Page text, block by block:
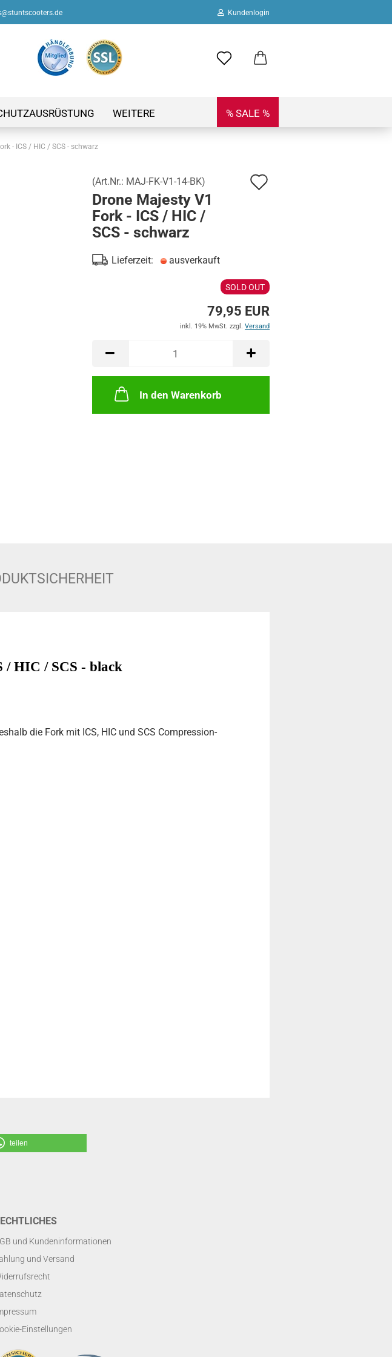
Kundenlogin
Passwort
Konto erstellen
Passwort vergessen?
% SALE %
WEITERE
- ICS / HIC / SCS - schwarz
(Art.Nr.: MAJ-FK-V1-14-BK)
Drone Majesty V1
Fork - ICS / HIC /
SCS - schwarz
Lieferzeit: ausverkauft
SOLD OUT
79,95 EUR
inkl. 19% MwSt. zzgl. Versand
In den Warenkorb
/ HIC / SCS - black
die Fork mit ICS, HIC und SCS Compression-
teilen
und Kundeninformationen
und Versand
Einstellungen